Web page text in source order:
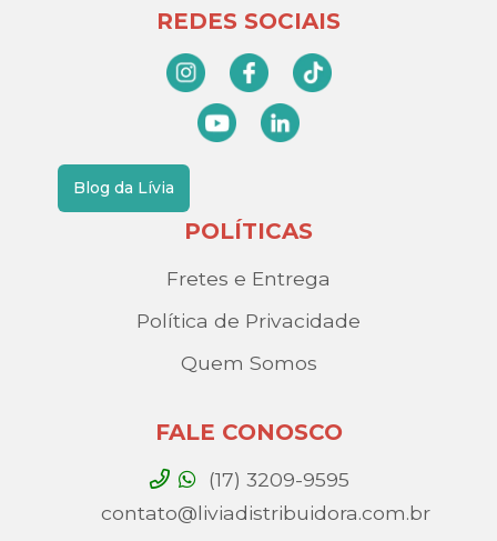
REDES SOCIAIS
Blog da Lívia
POLÍTICAS
Fretes e Entrega
Política de Privacidade
Quem Somos
FALE CONOSCO
(17) 3209-9595
contato@liviadistribuidora.com.br